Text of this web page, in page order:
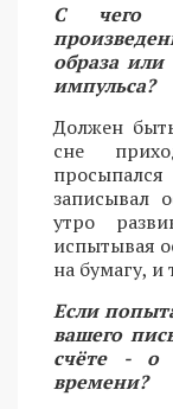
С чего
образа или
импульса?
Должен
сне
записывал
утро
испытывая
на бумагу, и
Если
вашего
счёте - о
времени?